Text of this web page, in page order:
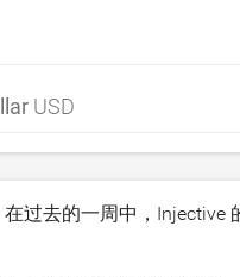
USD
在过去的一周中，Injective